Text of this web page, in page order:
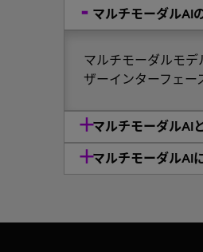
マルチモーダルAI
マルチモーダルモ
ザーインターフェー
マルチモーダルAI
マルチモーダルAI